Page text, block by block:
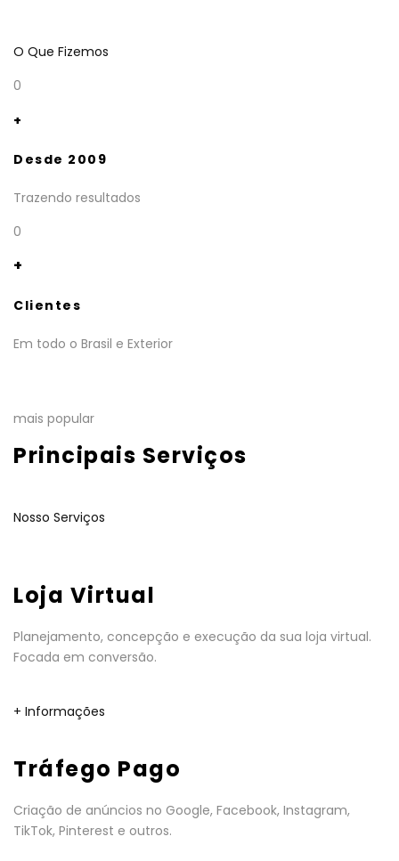
O Que Fizemos
0
+
Desde 2009
Trazendo resultados
0
+
Clientes
Em todo o Brasil e Exterior
mais popular
Principais Serviços
Nosso Serviços
Loja Virtual
Planejamento, concepção e execução da sua loja virtual.
Focada em conversão.
+ Informações
Tráfego Pago
Criação de anúncios no Google, Facebook, Instagram,
TikTok, Pinterest e outros.